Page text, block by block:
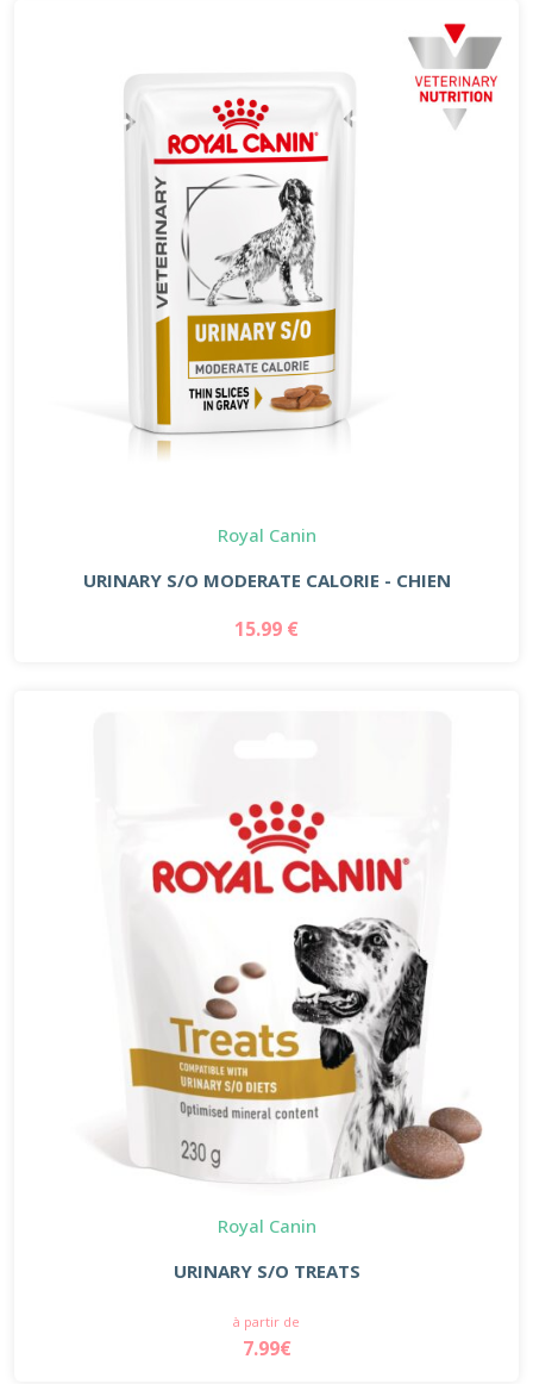
Royal Canin
URINARY S/O MODERATE CALORIE - CHIEN
15.99 €
Royal Canin
URINARY S/O TREATS
à partir de
7.99€